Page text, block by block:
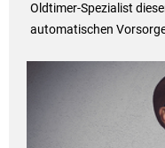
Oldtimer-Spezialist
automatischen